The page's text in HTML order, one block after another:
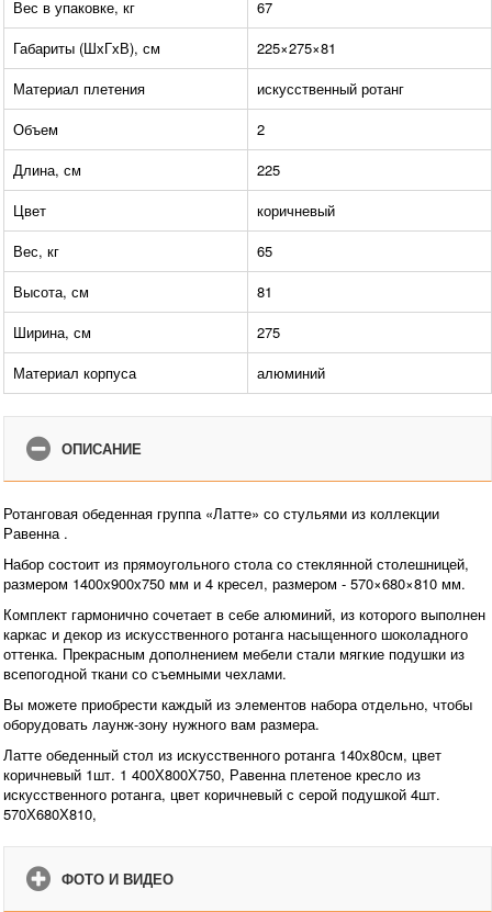
Вес в упаковке, кг
67
Габариты (ШхГхВ), см
225×275×81
Материал плетения
искусственный ротанг
Объем
2
Длина, см
225
Цвет
коричневый
Вес, кг
65
Высота, см
81
Ширина, см
275
Материал корпуса
алюминий
ОПИСАНИЕ
Ротанговая обеденная группа «Латте» со стульями из коллекции
Равенна .
Набор состоит из прямоугольного стола со стеклянной столешницей,
размером 1400х900х750 мм и 4 кресел, размером - 570×680×810 мм.
Комплект гармонично сочетает в себе алюминий, из которого выполнен
каркас и декор из искусственного ротанга насыщенного шоколадного
оттенка. Прекрасным дополнением мебели стали мягкие подушки из
всепогодной ткани со съемными чехлами.
Вы можете приобрести каждый из элементов набора отдельно, чтобы
оборудовать лаунж-зону нужного вам размера.
Латте обеденный стол из искусственного ротанга 140х80см, цвет
коричневый 1шт. 1 400Х800Х750, Равенна плетеное кресло из
искусственного ротанга, цвет коричневый с серой подушкой 4шт.
570Х680Х810,
ФОТО И ВИДЕО